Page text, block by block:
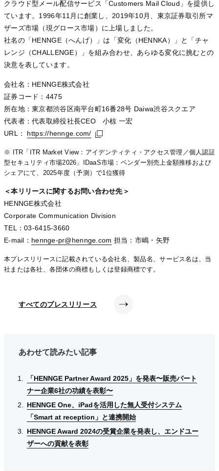
クラウド型メール配信サービス「Customers Mail Cloud」を提供し
ています。1996年11月に創業し、2019年10月、東京証券取引所マ
ザーズ市場（現グロース市場）に上場しました。
社名の「HENNGE（へんげ）」は「変化（HENNKA）」と「チャ
レンジ（CHALLENGE）」を組み合わせ、あらゆる変化に挑むとの
決意を表しています。
会社名：HENNGE株式会社
証券コード：4475
所在地：東京都渋谷区南平台町16番28号 Daiwa渋谷スクエア
代表者：代表取締役社⻑CEO 小椋 一宏
URL： https://hennge.com/
https://hennge.com/
https://hennge.com/
※ ITR「ITR Market View：アイデンティティ・アクセス管理／個人認証
型セキュリティ市場2026」IDaaS市場：ベンダー別売上金額推移および
シェアにて、2025年度（予測）で1位獲得
＜本リリースに関するお問い合わせ先＞
HENNGE株式会社
Corporate Communication Division
TEL：03-6415-3660
E-mail： hennge-pr@hennge.com
hennge-pr@hennge.com
hennge-pr@hennge.com 担当：市嶋・矢野
本プレスリリースに記載されている会社名、製品名、サービス名は、当
社または各社、各団体の商標もしくは登録商標です。
すべてのプレスリリース
あわせて読みたい記事
「HENNGE Partner Award 2025」を発表〜販売パート
ナー企業6社の功績を表彰〜
「HENNGE Partner Award 2025」を発表〜販売パート
ナー企業6社の功績を表彰〜
「HENNGE Partner Award 2025」を発表〜販売パート
ナー企業6社の功績を表彰〜
HENNGE One、iPadを活用した無人受付システム
「Smart at reception」と連携開始
HENNGE One、iPadを活用した無人受付システム
「Smart at reception」と連携開始
HENNGE One、iPadを活用した無人受付システム
「Smart at reception」と連携開始
HENNGE Award 2024の受賞企業を発表し、エンドユー
ザーへの貢献を表彰
HENNGE Award 2024の受賞企業を発表し、エンドユー
ザーへの貢献を表彰
HENNGE Award 2024の受賞企業を発表し、エンドユー
ザーへの貢献を表彰